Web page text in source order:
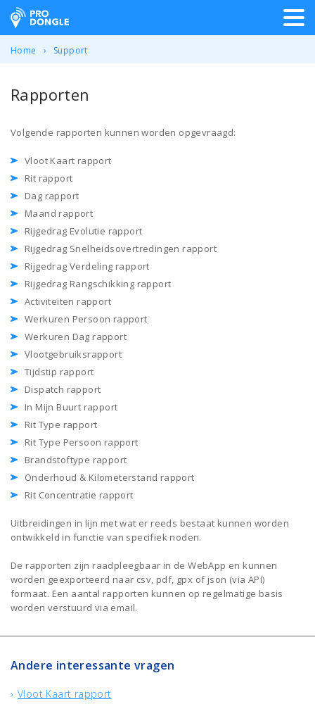
ProDongle Track & Trace
Home Support
Rapporten
Volgende rapporten kunnen worden opgevraagd:
Vloot Kaart rapport
Rit rapport
Dag rapport
Maand rapport
Rijgedrag Evolutie rapport
Rijgedrag Snelheidsovertredingen rapport
Rijgedrag Verdeling rapport
Rijgedrag Rangschikking rapport
Activiteiten rapport
Werkuren Persoon rapport
Werkuren Dag rapport
Vlootgebruiksrapport
Tijdstip rapport
Dispatch rapport
In Mijn Buurt rapport
Rit Type rapport
Rit Type Persoon rapport
Brandstoftype rapport
Onderhoud & Kilometerstand rapport
Rit Concentratie rapport
Uitbreidingen in lijn met wat er reeds bestaat kunnen worden
ontwikkeld in functie van specifiek noden.
De rapporten zijn raadpleegbaar in de WebApp en kunnen
worden geexporteerd naar csv, pdf, gpx of json (via API)
formaat. Een aantal rapporten kunnen op regelmatige basis
worden verstuurd via email.
Andere interessante vragen
Vloot Kaart rapport